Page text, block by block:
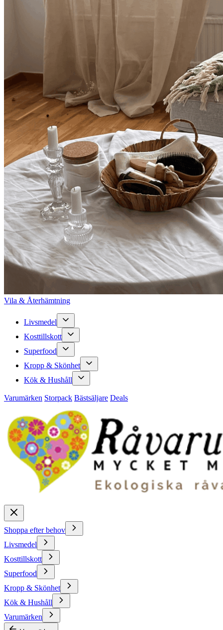
Vila & Återhämtning
Livsmedel
Kosttillskott
Superfood
Kropp & Skönhet
Kök & Hushåll
Varumärken Storpack Bästsäljare Deals
Shoppa efter behov
Livsmedel
Kosttillskott
Superfood
Kropp & Skönhet
Kök & Hushåll
Varumärken